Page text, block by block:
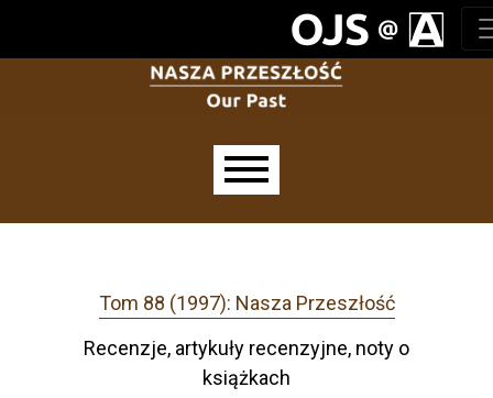
Tom 88 (1997): Nasza Przeszłość
Recenzje, artykuły recenzyjne, noty o
książkach